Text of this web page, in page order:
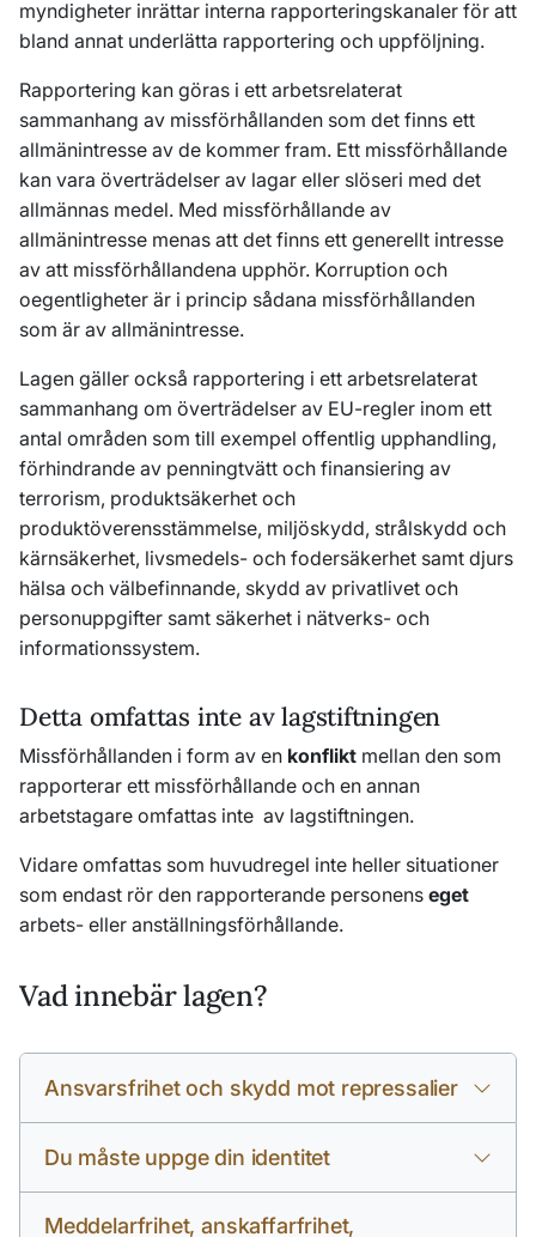
myndigheter inrättar interna rapporteringskanaler för att
bland annat underlätta rapportering och uppföljning.
Rapportering kan göras i ett arbetsrelaterat
sammanhang av missförhållanden som det finns ett
allmänintresse av de kommer fram. Ett missförhållande
kan vara överträdelser av lagar eller slöseri med det
allmännas medel. Med missförhållande av
allmänintresse menas att det finns ett generellt intresse
av att missförhållandena upphör. Korruption och
oegentligheter är i princip sådana missförhållanden
som är av allmänintresse.
Lagen gäller också rapportering i ett arbetsrelaterat
sammanhang om överträdelser av EU-regler inom ett
antal områden som till exempel offentlig upphandling,
förhindrande av penningtvätt och finansiering av
terrorism, produktsäkerhet och
produktöverensstämmelse, miljöskydd, strålskydd och
kärnsäkerhet, livsmedels- och fodersäkerhet samt djurs
hälsa och välbefinnande, skydd av privatlivet och
personuppgifter samt säkerhet i nätverks- och
informationssystem.
Detta omfattas inte av lagstiftningen
Missförhållanden i form av en konflikt mellan den som
rapporterar ett missförhållande och en annan
arbetstagare omfattas inte av lagstiftningen.
Vidare omfattas som huvudregel inte heller situationer
som endast rör den rapporterande personens eget
arbets- eller anställningsförhållande.
Vad innebär lagen?
Ansvarsfrihet och skydd mot repressalier
Du måste uppge din identitet
Meddelarfrihet, anskaffarfrihet,